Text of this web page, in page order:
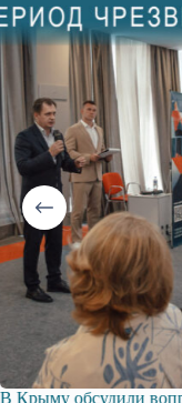
Русская община